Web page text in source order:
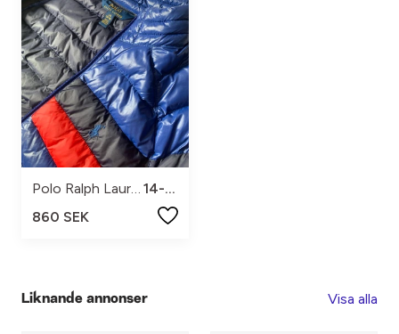
Polo Ralph Lauren
14-16
860 SEK
Liknande annonser Visa alla